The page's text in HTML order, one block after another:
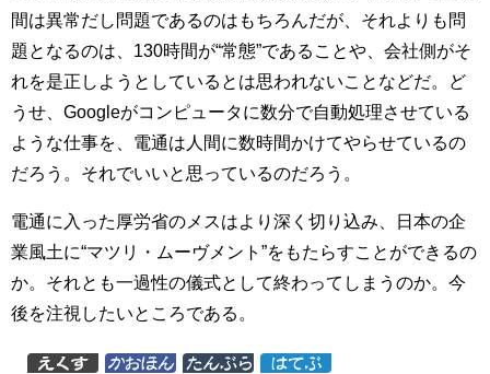
間は異常だし問題であるのはもちろんだが、それよりも問
題となるのは、130時間が“常態”であることや、会社側がそ
れを是正しようとしているとは思われないことなどだ。ど
うせ、Googleがコンピュータに数分で自動処理させている
ような仕事を、電通は人間に数時間かけてやらせているの
だろう。それでいいと思っているのだろう。
電通に入った厚労省のメスはより深く切り込み、日本の企
業風土に“マツリ・ムーヴメント”をもたらすことができるの
か。それとも一過性の儀式として終わってしまうのか。今
後を注視したいところである。